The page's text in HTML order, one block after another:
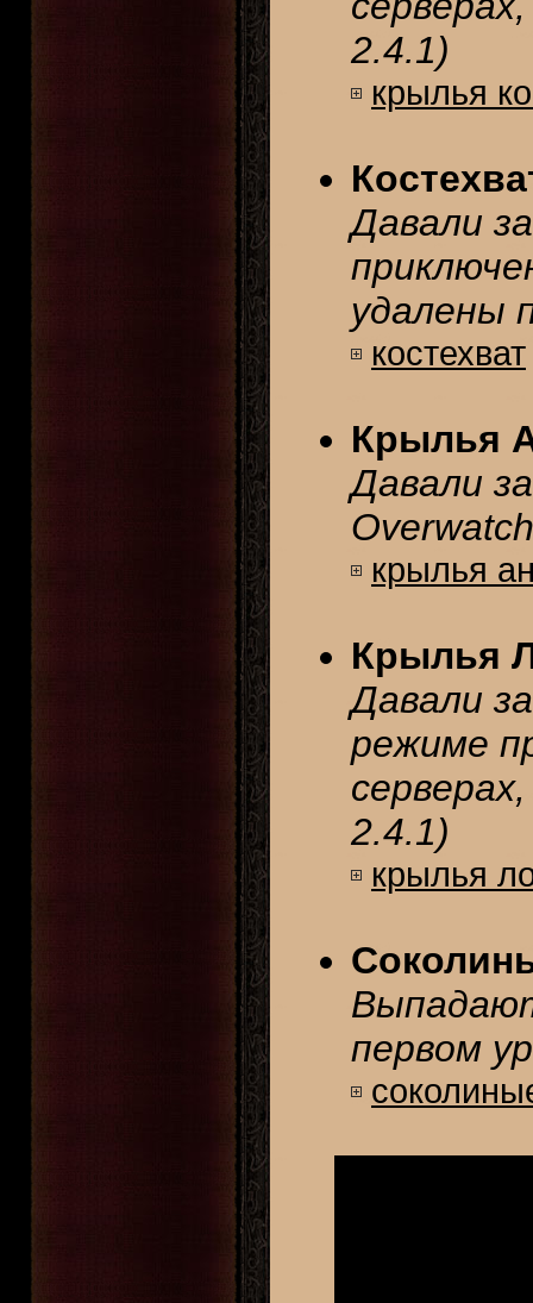
2.4.1)
крылья
Давали
удалены
костехват
Крылья
Давали
Overwatch
крылья
Крылья
Давали
режиме
2.4.1)
крылья
первом